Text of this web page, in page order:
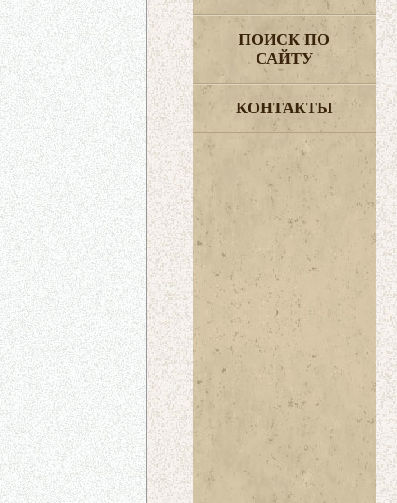
ПОИСК ПО
САЙТУ
КОНТАКТЫ